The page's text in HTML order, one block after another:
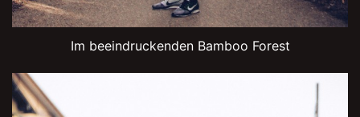
Im beeindruckenden Bamboo Forest